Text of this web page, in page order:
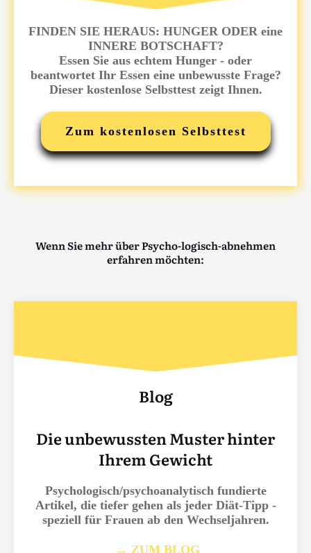
FINDEN SIE HERAUS: HUNGER ODER eine
INNERE BOTSCHAFT?
Essen Sie aus echtem Hunger - oder
beantwortet Ihr Essen eine unbewusste Frage?
Dieser kostenlose Selbsttest zeigt Ihnen.
Zum kostenlosen Selbsttest
Wenn Sie mehr über Psycho-logisch-abnehmen
erfahren möchten:
Blog
Die unbewussten Muster hinter
Ihrem Gewicht
Psychologisch/psychoanalytisch fundierte
Artikel, die tiefer gehen als jeder Diät-Tipp -
speziell für Frauen ab den Wechseljahren.
→ ZUM BLOG